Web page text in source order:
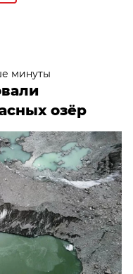
минуты
озёр